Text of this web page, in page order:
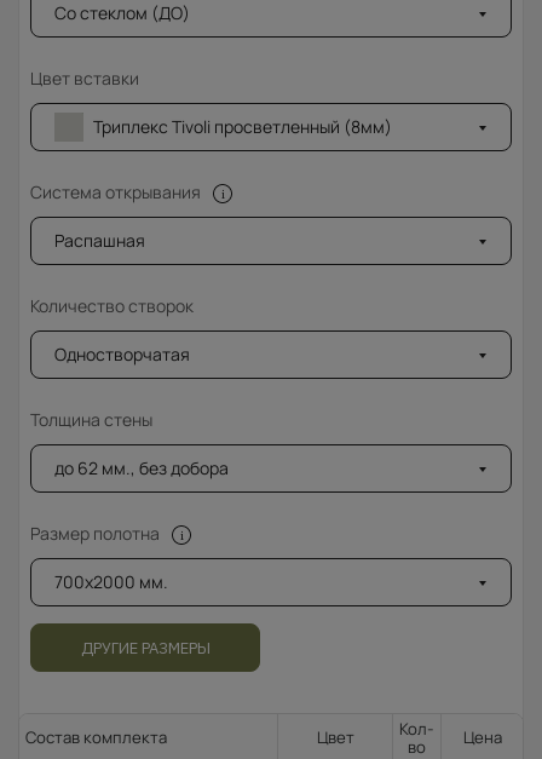
Со стеклом (ДО)
Цвет вставки
Триплекс Tivoli просветленный (8мм)
Система открывания
Распашная
Количество створок
Одностворчатая
Толщина стены
до 62 мм., без добора
Размер полотна
700x2000 мм.
ДРУГИЕ РАЗМЕРЫ
Состав комплекта Цвет
Кол-
во
Цена